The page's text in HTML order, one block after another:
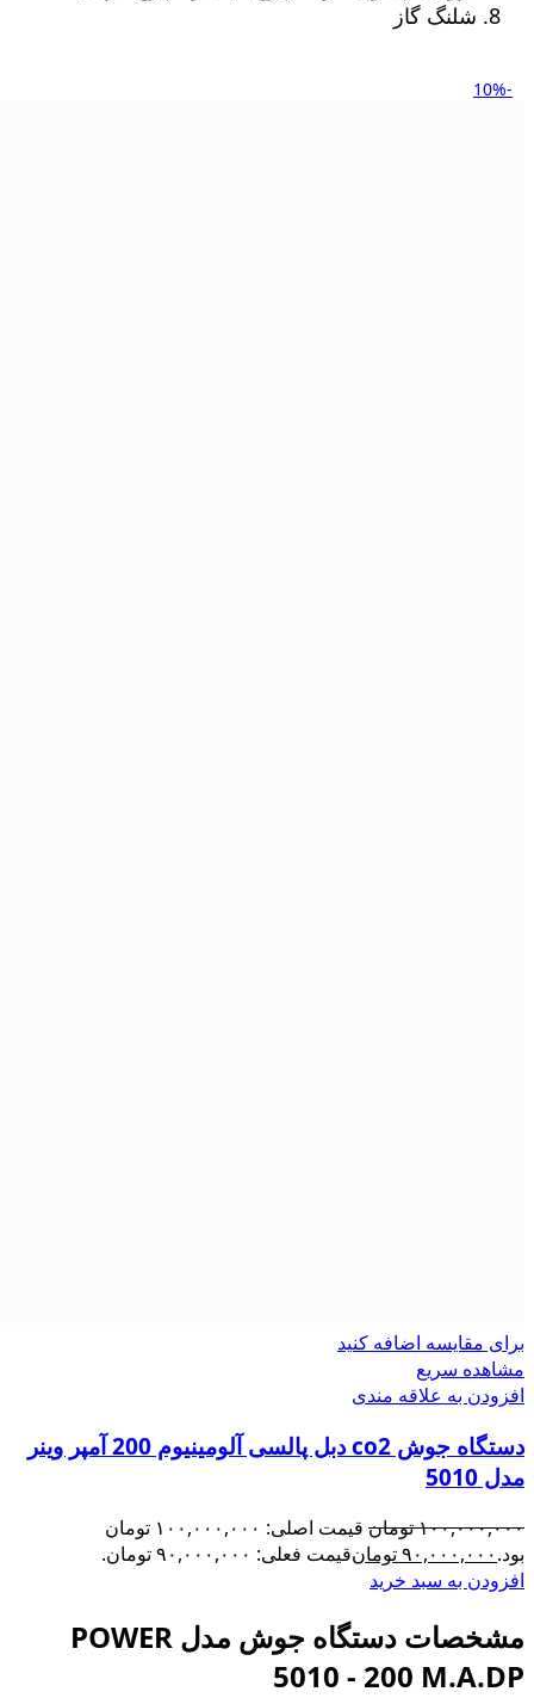
شلنگ گاز
-10%
برای مقایسه اضافه کنید
مشاهده سریع
افزودن به علاقه مندی
دستگاه جوش co2 دبل پالسی آلومینیوم 200 آمپر وینر
مدل 5010
۱۰۰,۰۰۰,۰۰۰تومان
قیمت اصلی: ۱۰۰,۰۰۰,۰۰۰ تومان
بود.۹۰,۰۰۰,۰۰۰تومانقیمت فعلی: ۹۰,۰۰۰,۰۰۰ تومان.
افزودن به سبد خرید
مشخصات دستگاه جوش مدل POWER
5010 - 200 M.A.DP